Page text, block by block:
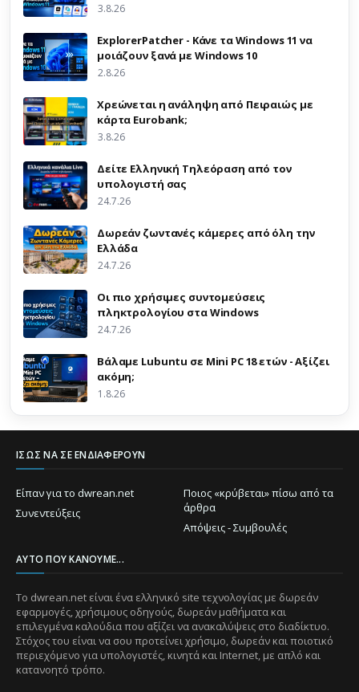
3.8.26
ExplorerPatcher - Κάνε τα Windows 11 να
μοιάζουν ξανά με Windows 10
2.8.26
Χρεώνεται η ανάληψη από Πειραιώς με
κάρτα Eurobank;
3.8.26
Δείτε Ελληνική Τηλεόραση από τον
υπολογιστή σας
24.7.26
Δωρεάν ζωντανές κάμερες από όλη την
Ελλάδα
24.7.26
Οι πιο χρήσιμες συντομεύσεις
πληκτρολογίου στα Windows
24.7.26
Βάλαμε Lubuntu σε Mini PC 18 ετών - Αξίζει
ακόμη;
1.8.26
ΊΣΩΣ ΝΑ ΣΕ ΕΝΔΙΑΦΈΡΟΥΝ
Είπαν για το dwrean.net
Ποιος «κρύβεται» πίσω από τα
άρθρα
Συνεντεύξεις
Απόψεις - Συμβουλές
ΑΥΤΌ ΠΟΥ ΚΆΝΟΥΜΕ...
Το dwrean.net είναι ένα ελληνικό site τεχνολογίας με δωρεάν
εφαρμογές, χρήσιμους οδηγούς, δωρεάν μαθήματα και
επιλεγμένα καλούδια που αξίζει να ανακαλύψεις στο διαδίκτυο.
Στόχος του είναι να σου προτείνει χρήσιμο, δωρεάν και ποιοτικό
περιεχόμενο για υπολογιστές, κινητά και Internet, με απλό και
κατανοητό τρόπο.